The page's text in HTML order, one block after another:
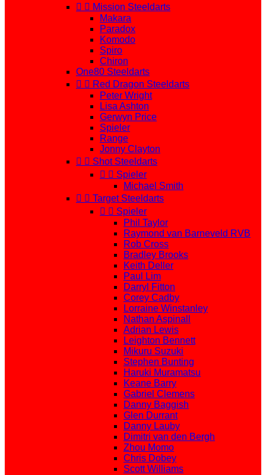
  Mission Steeldarts
Makara
Paradox
Komodo
Spiro
Chiron
One80 Steeldarts
  Red Dragon Steeldarts
Peter Wright
Lisa Ashton
Gerwyn Price
Spieler
Range
Jonny Clayton
  Shot Steeldarts
  Spieler
Michael Smith
  Target Steeldarts
  Spieler
Phil Taylor
Raymond van Barneveld RVB
Rob Cross
Bradley Brooks
Keith Deller
Paul Lim
Darryl Fitton
Corey Cadby
Lorraine Winstanley
Nathan Aspinall
Adrian Lewis
Leighton Bennett
Mikuru Suzuki
Stephen Bunting
Haruki Muramatsu
Keane Barry
Gabriel Clemens
Danny Baggish
Glen Durrant
Danny Lauby
Dimitri van den Bergh
Zhou Momo
Chris Dobey
Scott Williams